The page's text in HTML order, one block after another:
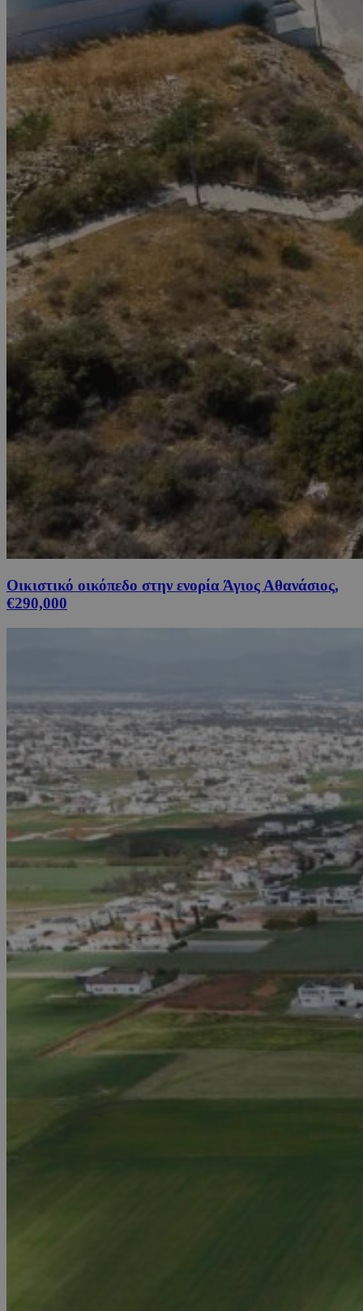
Οικιστικό οικόπεδο στην ενορία Άγιος Αθανάσιος,
€290,000